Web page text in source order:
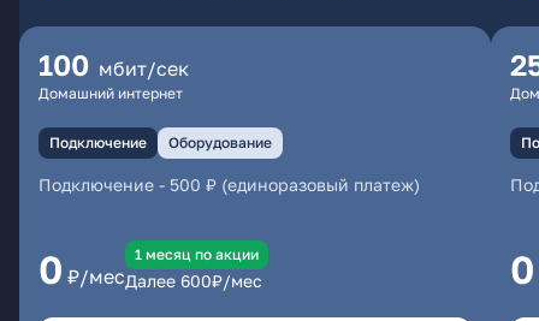
100 мбит/сек
Домашний интернет
Подключение Оборудование
Подключение - 500 ₽ (единоразовый платеж)
0 ₽/мес
1 месяц по акции
Далее 600₽/мес 0